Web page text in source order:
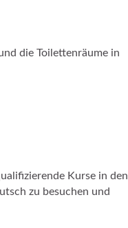
die Toilettenräume in
Kurse in den
zu besuchen und